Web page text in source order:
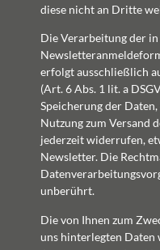
diese nicht an Dritte
Die Verarbeitung der in
erfolgt ausschließlich
(Art. 6 Abs. 1 lit. a
Speicherung der
Nutzung zum Versand
jederzeit widerrufen,
Newsletter. Die
unberührt.
Die von Ihnen zum
uns hinterlegten Daten